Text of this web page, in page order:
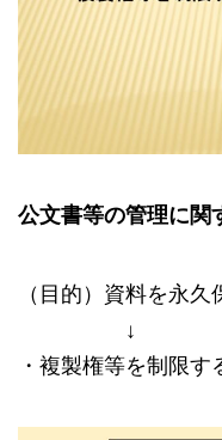
公文書等の管理に関
（目的）資料を永
↓
・複製権等を制限す